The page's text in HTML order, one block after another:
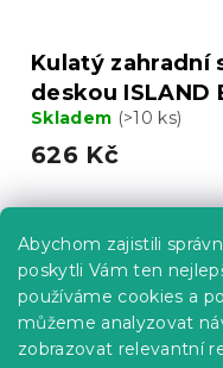
Abychom zajistili
poskytli Vám ten
používáme cookies a
můžeme analyzovat
zobrazovat relevantní
Kulatý zahradní
deskou ISLAND
Skladem (>10 ks)
626 Kč
❖
-10 % s kódem:
MINUS10